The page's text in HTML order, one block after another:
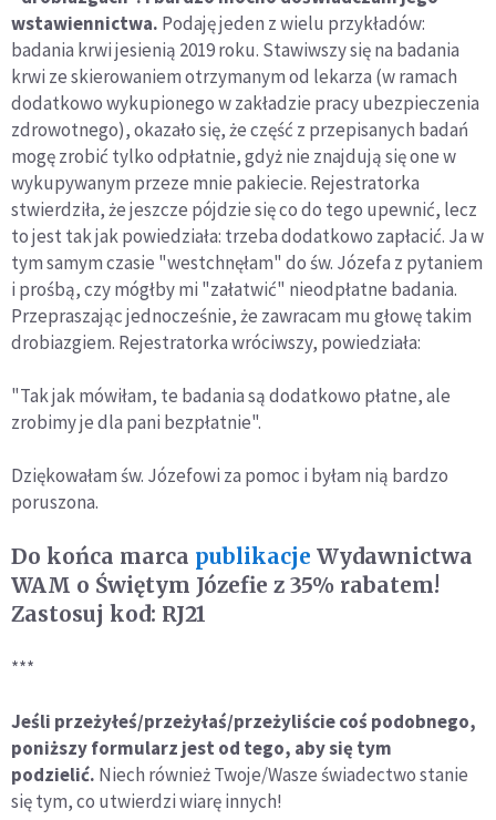
wstawiennictwa. Podaję jeden z wielu przykładów:
badania krwi jesienią 2019 roku. Stawiwszy się na badania
krwi ze skierowaniem otrzymanym od lekarza (w ramach
dodatkowo wykupionego w zakładzie pracy ubezpieczenia
zdrowotnego), okazało się, że część z przepisanych badań
mogę zrobić tylko odpłatnie, gdyż nie znajdują się one w
wykupywanym przeze mnie pakiecie. Rejestratorka
stwierdziła, że jeszcze pójdzie się co do tego upewnić, lecz
to jest tak jak powiedziała: trzeba dodatkowo zapłacić. Ja w
tym samym czasie "westchnęłam" do św. Józefa z pytaniem
i prośbą, czy mógłby mi "załatwić" nieodpłatne badania.
Przepraszając jednocześnie, że zawracam mu głowę takim
drobiazgiem. Rejestratorka wróciwszy, powiedziała:
"Tak jak mówiłam, te badania są dodatkowo płatne, ale
zrobimy je dla pani bezpłatnie".
Dziękowałam św. Józefowi za pomoc i byłam nią bardzo
poruszona.
Do końca marca publikacje Wydawnictwa
WAM o Świętym Józefie z 35% rabatem!
Zastosuj kod: RJ21
***
Jeśli przeżyłeś/przeżyłaś/przeżyliście coś podobnego,
poniższy formularz jest od tego, aby się tym
podzielić. Niech również Twoje/Wasze świadectwo stanie
się tym, co utwierdzi wiarę innych!